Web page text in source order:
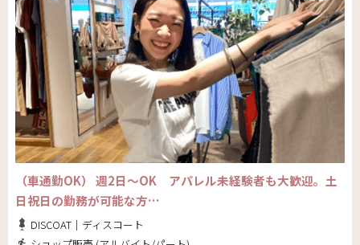
（車通勤OK） 週2日～OK アパレル未経験者も大歓迎。土
日祝日の勤務が可能な方…
DISCOAT｜ディスコート